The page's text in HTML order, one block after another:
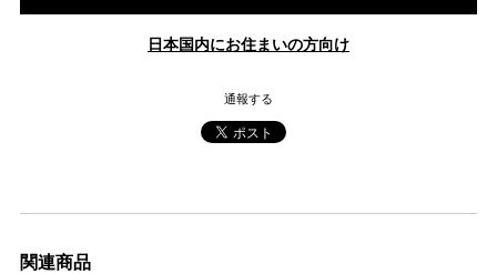
日本国内にお住まいの方向け
通報する
関連商品